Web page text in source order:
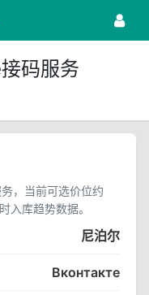
码服务
，当前可选价位约
入库趋势数据。
尼泊尔
Вконтакте